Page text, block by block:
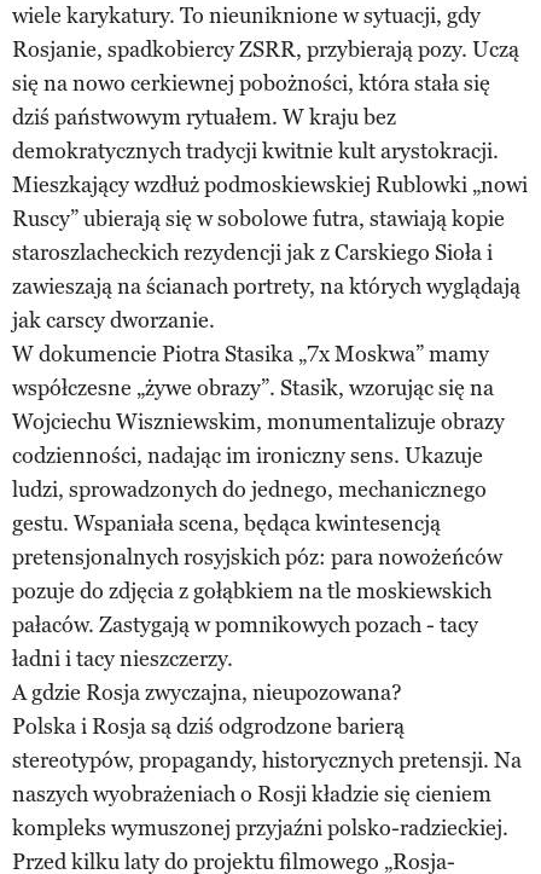
wiele karykatury. To nieuniknione w sytuacji, gdy
Rosjanie, spadkobiercy ZSRR, przybierają pozy. Uczą
się na nowo cerkiewnej pobożności, która stała się
dziś państwowym rytuałem. W kraju bez
demokratycznych tradycji kwitnie kult arystokracji.
Mieszkający wzdłuż podmoskiewskiej Rublowki „nowi
Ruscy” ubierają się w sobolowe futra, stawiają kopie
staroszlacheckich rezydencji jak z Carskiego Sioła i
zawieszają na ścianach portrety, na których wyglądają
jak carscy dworzanie.
W dokumencie Piotra Stasika „7x Moskwa” mamy
współczesne „żywe obrazy”. Stasik, wzorując się na
Wojciechu Wiszniewskim, monumentalizuje obrazy
codzienności, nadając im ironiczny sens. Ukazuje
ludzi, sprowadzonych do jednego, mechanicznego
gestu. Wspaniała scena, będąca kwintesencją
pretensjonalnych rosyjskich póz: para nowożeńców
pozuje do zdjęcia z gołąbkiem na tle moskiewskich
pałaców. Zastygają w pomnikowych pozach - tacy
ładni i tacy nieszczerzy.
A gdzie Rosja zwyczajna, nieupozowana?
Polska i Rosja są dziś odgrodzone barierą
stereotypów, propagandy, historycznych pretensji. Na
naszych wyobrażeniach o Rosji kładzie się cieniem
kompleks wymuszonej przyjaźni polsko-radzieckiej.
Przed kilku laty do projektu filmowego „Rosja-